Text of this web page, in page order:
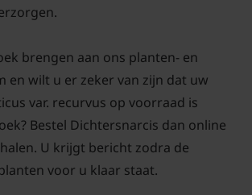
brengen aan ons planten- en
en wilt u er zeker van zijn dat uw
var. recurvus op voorraad is
Bestel Dichtersnarcis dan online
U krijgt bericht zodra de
voor u klaar staat.